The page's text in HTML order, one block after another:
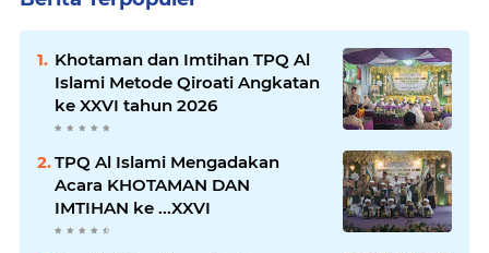
Khotaman dan Imtihan TPQ Al
Islami Metode Qiroati Angkatan
ke XXVI tahun 2026
TPQ Al Islami Mengadakan
Acara KHOTAMAN DAN
IMTIHAN ke ...XXVI